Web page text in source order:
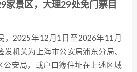
家景区，大理29处免门票目
，2025年12月1日至2026年11月
机关为上海市公安局浦东分局、
公安局，或户口簿住址在上述区域